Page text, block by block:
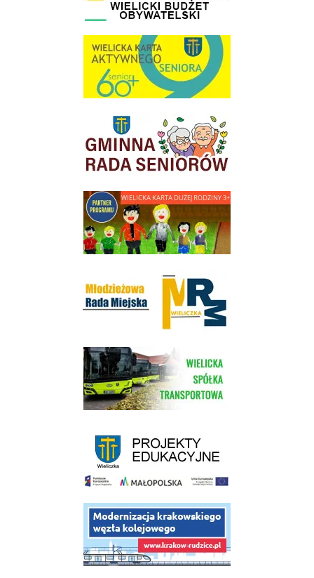
link do strony Wielicka Karta Aktywnego Seniora
link do strony Gminnej Rady Seniorow - Wieliczka
link do strony - Wielicka Karta Dużej Rodziny
link do strony Wielickiej Spółki Transportowej
link do opisu projektu budowy linii kolejowej Krakow Rudzice